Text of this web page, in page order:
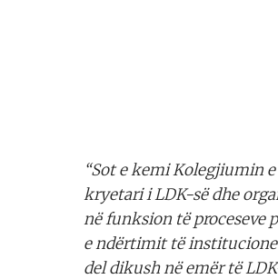
“Sot e kemi Kolegjiumin
kryetari i LDK-së dhe
në funksion të proceseve
e ndërtimit të
del dikush në emër të